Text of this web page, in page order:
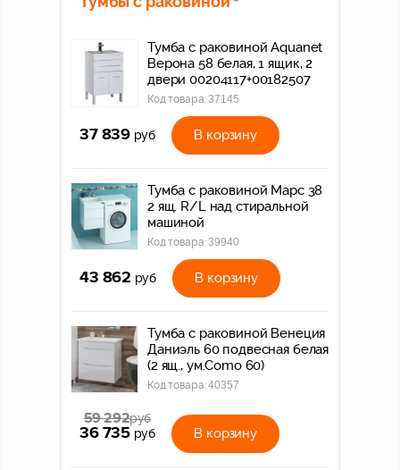
Тумба с раковиной Aquanet
Верона 58 белая, 1 ящик, 2
двери 00204117+00182507
Код товара:37145
37 839 руб В корзину
Тумба с раковиной Марс 38
2 ящ. R/L над стиральной
машиной
Код товара:39940
43 862 руб В корзину
Тумба с раковиной Венеция
Даниэль 60 подвесная белая
(2 ящ., ум.Como 60)
Код товара:40357
59 292руб
36 735 руб В корзину